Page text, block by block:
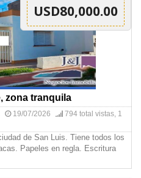
USD80,000.00
zona tranquila
19/07/2026
794 total vistas, 1
de San Luis. Tiene todos los
Papeles en regla. Escritura